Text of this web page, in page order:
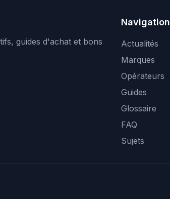
guides d'achat et bons
Navigation
Actualités
Marques
Opérateurs
Guides
Glossaire
FAQ
Sujets